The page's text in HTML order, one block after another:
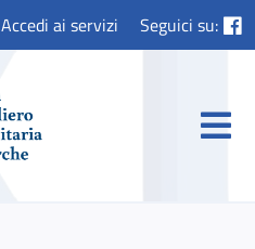
Accedi ai servizi Seguici su: